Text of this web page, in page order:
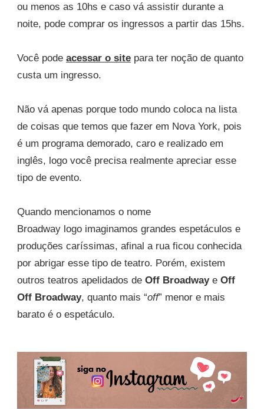
ou menos as 10hs e caso vá assistir durante a
noite, pode comprar os ingressos a partir das 15hs.
Você pode acessar o site para ter noção de quanto
custa um ingresso.
Não vá apenas porque todo mundo coloca na lista
de coisas que temos que fazer em Nova York, pois
é um programa demorado, caro e realizado em
inglês, logo você precisa realmente apreciar esse
tipo de evento.
Quando mencionamos o nome
Broadway logo imaginamos grandes espetáculos e
produções caríssimas, afinal a rua ficou conhecida
por abrigar esse tipo de teatro. Porém, existem
outros teatros apelidados de Off Broadwaye Off
Off Broadway, quanto mais “off” menor e mais
barato é o espetáculo.